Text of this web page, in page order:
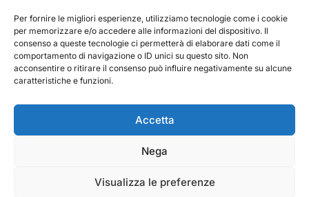
Per fornire le migliori esperienze, utilizziamo tecnologie come i cookie
per memorizzare e/o accedere alle informazioni del dispositivo. Il
consenso a queste tecnologie ci permetterà di elaborare dati come il
comportamento di navigazione o ID unici su questo sito. Non
acconsentire o ritirare il consenso può influire negativamente su alcune
caratteristiche e funzioni.
Accetta
Nega
Visualizza le preferenze
Echo: Echo Show 5. Con il suo design compatto,…
MarKusss
29 Maggio 2019
Leggi tutto
@ 2026 - Tecnorecensioni